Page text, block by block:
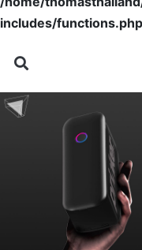
includes/functions.php